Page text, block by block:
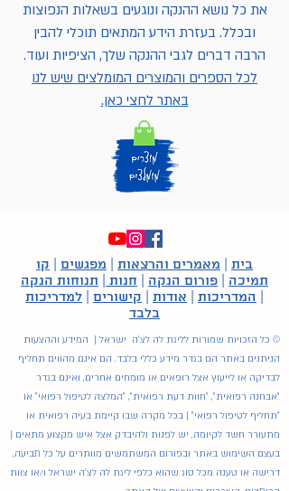
את כל נושא ההנקה ונוגעים בשאלות הנפוצות
ובכלל. בעזרת הידע המתאים תוכלי להבין
הרבה דברים לגבי ההנקה שלך, הציפיות ועוד.
לכל הספרים והמוצרים המומלצים שיש לנו
באתר לחצי כאן.
בית מאמרים והרצאות מפגשים
קו
תמיכה
פורום הנקה חנות
תנוחות הנקה
המדריכות אודות קישורים
למדריכות
בלבד
© כל הזכויות שמורות לליגת לה לצ'ה ישראל | המידע וההצעות
הניתנים באתר הם בגדר מידע כללי בלבד. הם אינם מהווים תחליף
לבדיקה או לייעוץ אצל רופאים או מומחים אחרים, ואינם בגדר
"אבחנה רפואית", "חוות דעת רפואית", "המלצה לטיפול רפואי" או
"תחליף לטיפול רפואי" | בכל מקרה שבו קיימת בעיה רפואית או
מתעורר חשד לקיומה, יש לפנות ולהיבדק אצל איש מקצוע מתאים |
בעצם השימוש באתר ובפורום המשתמשים מוותרים על כל תביעה,
דרישה או טענה מכל סוג שהוא כלפי ליגת לה לצ'ה ישראל ו/או צוות